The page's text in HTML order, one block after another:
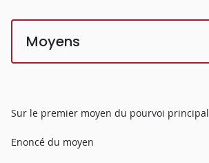
Moyens
Sur le premier moyen du pourvoi principal
Enoncé du moyen